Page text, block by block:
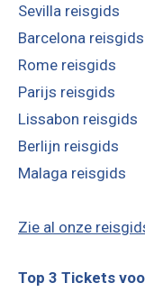
Sevilla reisgids
Barcelona reisgids
Rome reisgids
Parijs reisgids
Lissabon reisgids
Berlijn reisgids
Malaga reisgids
Zie al onze
Top 3 Tickets